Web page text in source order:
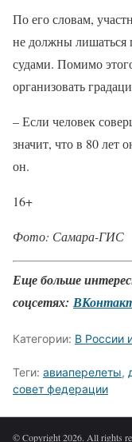
По его словам,
не должны лишаться
судами. Помимо
организовать
– Если человек
значит, что в 80 лет
он.
16+
Фото: Самара-ГИС
Еще больше
соцсетях:
Категории: В России
Теги: авиаперелеты,
совет федерации
© Copyright 2026. All rights